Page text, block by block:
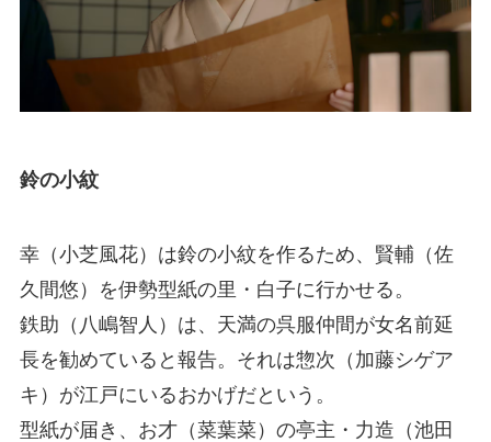
鈴の小紋
幸（小芝風花）は鈴の小紋を作るため、賢輔（佐
久間悠）を伊勢型紙の里・白子に行かせる。
鉄助（八嶋智人）は、天満の呉服仲間が女名前延
長を勧めていると報告。それは惣次（加藤シゲア
キ）が江戸にいるおかげだという。
型紙が届き、お才（菜葉菜）の亭主・力造（池田